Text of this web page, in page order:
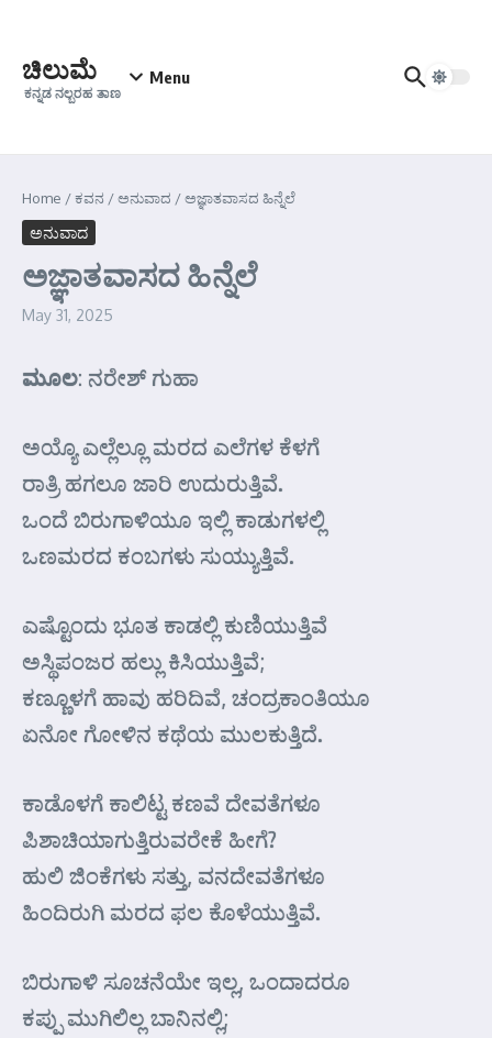
ಚಿಲುಮೆ
ಕನ್ನಡ ನಲ್ಬರಹ ತಾಣ
Menu
Home /ಕವನ /ಅನುವಾದ /ಅಜ್ಞಾತವಾಸದ ಹಿನ್ನೆಲೆ
ಅನುವಾದ
ಅಜ್ಞಾತವಾಸದ ಹಿನ್ನೆಲೆ
May 31, 2025
ಮೂಲ: ನರೇಶ್ ಗುಹಾ
ಅಯ್ಯೊ ಎಲ್ಲೆಲ್ಲೂ ಮರದ ಎಲೆಗಳ ಕೆಳಗೆ
ರಾತ್ರಿ ಹಗಲೂ ಜಾರಿ ಉದುರುತ್ತಿವೆ.
ಒಂದೆ ಬಿರುಗಾಳಿಯೂ ಇಲ್ಲಿ ಕಾಡುಗಳಲ್ಲಿ
ಒಣಮರದ ಕಂಬಗಳು ಸುಯ್ಯುತ್ತಿವೆ.
ಎಷ್ಟೊಂದು ಭೂತ ಕಾಡಲ್ಲಿ ಕುಣಿಯುತ್ತಿವೆ
ಅಸ್ಥಿಪಂಜರ ಹಲ್ಲು ಕಿಸಿಯುತ್ತಿವೆ;
ಕಣ್ಣೂಳಗೆ ಹಾವು ಹರಿದಿವೆ, ಚಂದ್ರಕಾಂತಿಯೂ
ಏನೋ ಗೋಳಿನ ಕಥೆಯ ಮುಲಕುತ್ತಿದೆ.
ಕಾಡೊಳಗೆ ಕಾಲಿಟ್ಟ ಕಣವೆ ದೇವತೆಗಳೂ
ಪಿಶಾಚಿಯಾಗುತ್ತಿರುವರೇಕೆ ಹೀಗೆ?
ಹುಲಿ ಜಿಂಕೆಗಳು ಸತ್ತು, ವನದೇವತೆಗಳೂ
ಹಿಂದಿರುಗಿ ಮರದ ಫಲ ಕೊಳೆಯುತ್ತಿವೆ.
ಬಿರುಗಾಳಿ ಸೂಚನೆಯೇ ಇಲ್ಲ, ಒಂದಾದರೂ
ಕಪ್ಪು ಮುಗಿಲಿಲ್ಲ ಬಾನಿನಲ್ಲಿ;